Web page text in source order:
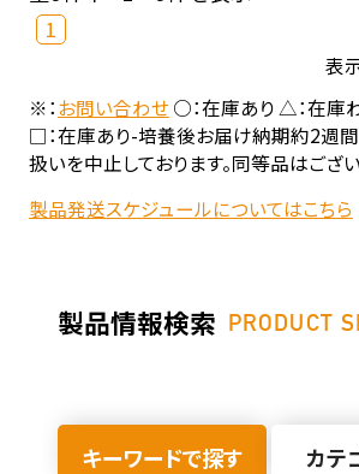
1
表
※：お問い合わせ○：在庫あり △：在庫
□：在庫あり-培養後お届け納期約2週間
扱いを中止しております。同等品はござい
製品発送スケジュールについてはこちら
製品情報検索 PRODUCT
キーワードで探す カテ